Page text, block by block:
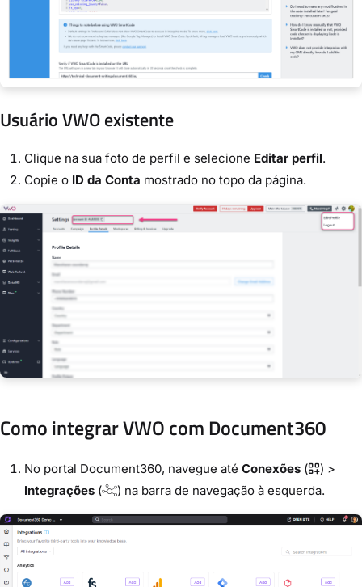
Usuário VWO existente
Clique na sua foto de perfil e selecione Editar perfil.
Copie o ID da Conta mostrado no topo da página.
Como integrar VWO com Document360
No portal Document360, navegue até Conexões (
) >
Integrações ( ) na barra de navegação à esquerda.